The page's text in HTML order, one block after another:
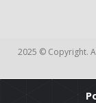
2025 © Copyright.